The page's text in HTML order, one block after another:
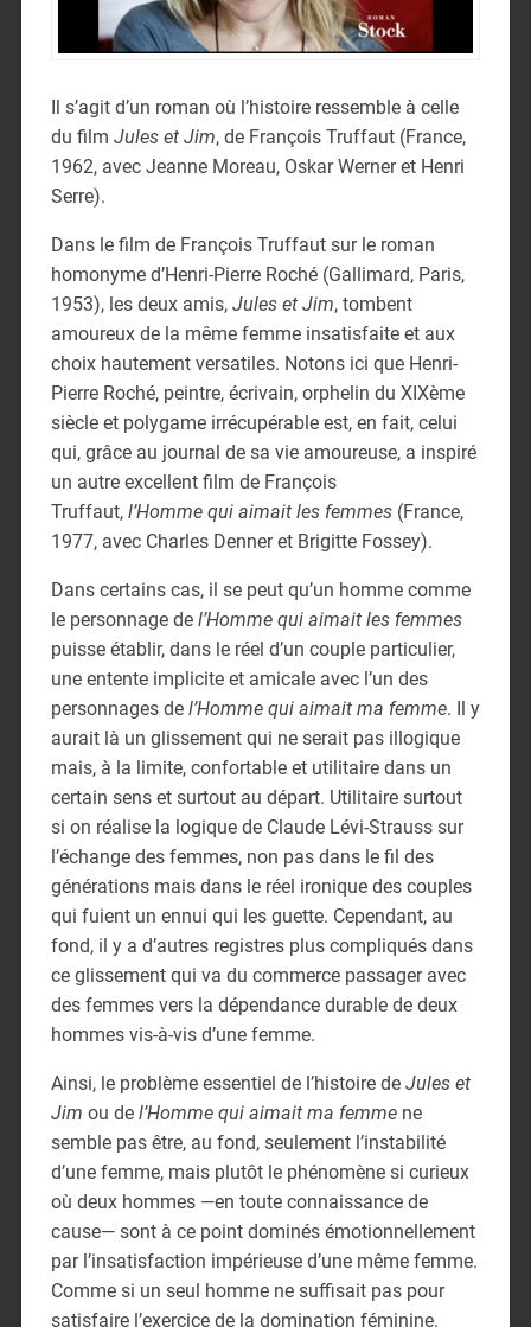
Il s’agit d’un roman où l’histoire ressemble à celle
du film Jules et Jim, de François Truffaut (France,
1962, avec Jeanne Moreau, Oskar Werner et Henri
Serre).
Dans le film de François Truffaut sur le roman
homonyme d’Henri-Pierre Roché (Gallimard, Paris,
1953), les deux amis, Jules et Jim, tombent
amoureux de la même femme insatisfaite et aux
choix hautement versatiles. Notons ici que Henri-
Pierre Roché, peintre, écrivain, orphelin du XIXème
siècle et polygame irrécupérable est, en fait, celui
qui, grâce au journal de sa vie amoureuse, a inspiré
un autre excellent film de François
Truffaut, l’Homme qui aimait les femmes (France,
1977, avec Charles Denner et Brigitte Fossey).
Dans certains cas, il se peut qu’un homme comme
le personnage de l’Homme qui aimait les femmes
puisse établir, dans le réel d’un couple particulier,
une entente implicite et amicale avec l’un des
personnages de l’Homme qui aimait ma femme. Il y
aurait là un glissement qui ne serait pas illogique
mais, à la limite, confortable et utilitaire dans un
certain sens et surtout au départ. Utilitaire surtout
si on réalise la logique de Claude Lévi-Strauss sur
l’échange des femmes, non pas dans le fil des
générations mais dans le réel ironique des couples
qui fuient un ennui qui les guette. Cependant, au
fond, il y a d’autres registres plus compliqués dans
ce glissement qui va du commerce passager avec
des femmes vers la dépendance durable de deux
hommes vis-à-vis d’une femme.
Ainsi, le problème essentiel de l’histoire de Jules et
Jim ou de l’Homme qui aimait ma femme ne
semble pas être, au fond, seulement l’instabilité
d’une femme, mais plutôt le phénomène si curieux
où deux hommes —en toute connaissance de
cause— sont à ce point dominés émotionnellement
par l’insatisfaction impérieuse d’une même femme.
Comme si un seul homme ne suffisait pas pour
satisfaire l’exercice de la domination féminine.